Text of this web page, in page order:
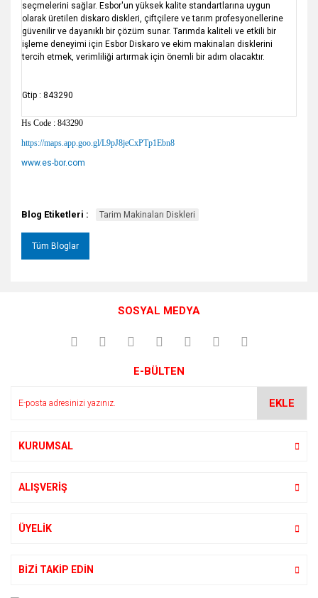
seçmelerini sağlar. Esbor'un yüksek kalite standartlarına uygun
olarak üretilen diskaro diskleri, çiftçilere ve tarım profesyonellerine
güvenilir ve dayanıklı bir çözüm sunar. Tarımda kaliteli ve etkili bir
işleme deneyimi için Esbor Diskaro ve ekim makinaları disklerini
tercih etmek, verimliliği artırmak için önemli bir adım olacaktır.
Gtip : 843290
Hs Code : 843290
https://maps.app.goo.gl/L9pJ8jeCxPTp1Ebn8
www.es-bor.com
Blog Etiketleri : Tarim Makinaları Diskleri
Tüm Bloglar
SOSYAL MEDYA
E-BÜLTEN
EKLE
KURUMSAL
ALIŞVERİŞ
ÜYELİK
BİZİ TAKİP EDİN